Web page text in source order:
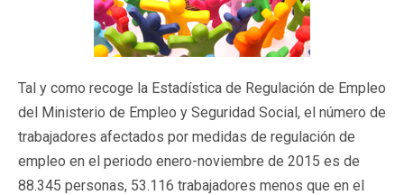
Tal y como recoge la Estadística de Regulación de Empleo
del Ministerio de Empleo y Seguridad Social, el número de
trabajadores afectados por medidas de regulación de
empleo en el periodo enero-noviembre de 2015 es de
88.345 personas, 53.116 trabajadores menos que en el